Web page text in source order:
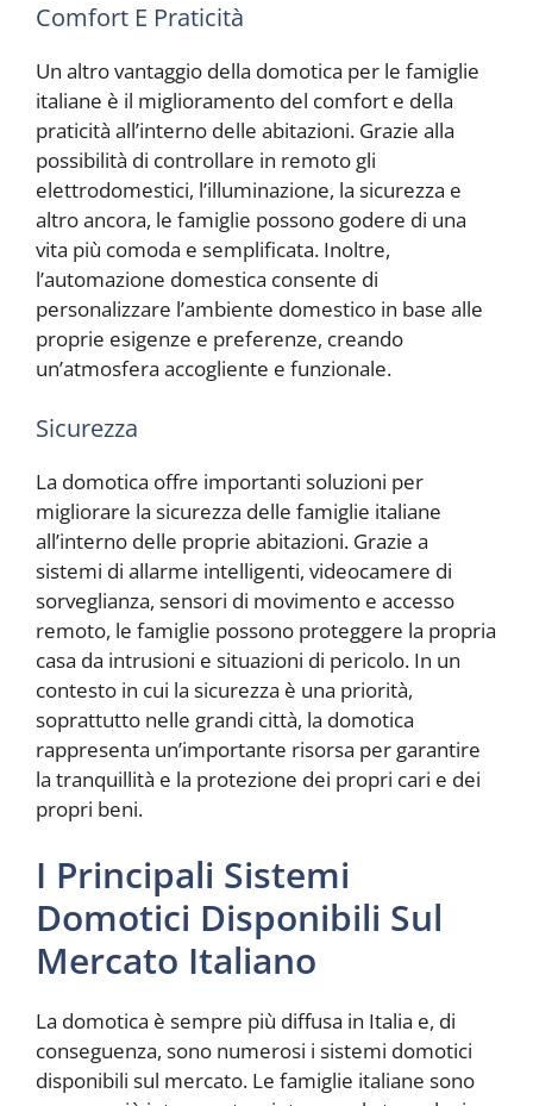
Comfort E Praticità
Un altro vantaggio della domotica per le famiglie
italiane è il miglioramento del comfort e della
praticità all’interno delle abitazioni. Grazie alla
possibilità di controllare in remoto gli
elettrodomestici, l’illuminazione, la sicurezza e
altro ancora, le famiglie possono godere di una
vita più comoda e semplificata. Inoltre,
l’automazione domestica consente di
personalizzare l’ambiente domestico in base alle
proprie esigenze e preferenze, creando
un’atmosfera accogliente e funzionale.
Sicurezza
La domotica offre importanti soluzioni per
migliorare la sicurezza delle famiglie italiane
all’interno delle proprie abitazioni. Grazie a
sistemi di allarme intelligenti, videocamere di
sorveglianza, sensori di movimento e accesso
remoto, le famiglie possono proteggere la propria
casa da intrusioni e situazioni di pericolo. In un
contesto in cui la sicurezza è una priorità,
soprattutto nelle grandi città, la domotica
rappresenta un’importante risorsa per garantire
la tranquillità e la protezione dei propri cari e dei
propri beni.
I Principali Sistemi
Domotici Disponibili Sul
Mercato Italiano
La domotica è sempre più diffusa in Italia e, di
conseguenza, sono numerosi i sistemi domotici
disponibili sul mercato. Le famiglie italiane sono